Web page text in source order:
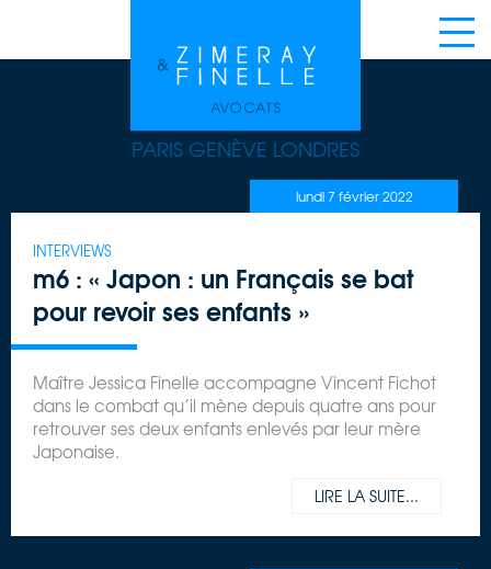
PARIS GENÈVE LONDRES
lundi 7 février 2022
INTERVIEWS
m6 : « Japon : un Français se bat
pour revoir ses enfants »
Maître Jessica Finelle accompagne Vincent Fichot
dans le combat qu’il mène depuis quatre ans pour
retrouver ses deux enfants enlevés par leur mère
Japonaise.
LIRE LA SUITE...